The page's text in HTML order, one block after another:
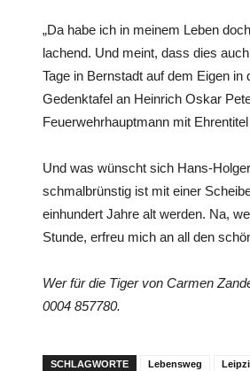
„Da habe ich in meinem Leben
lachend. Und meint, dass dies
Tage in Bernstadt auf dem Eigen
Gedenktafel an Heinrich Oskar
Feuerwehrhauptmann mit
Und was wünscht sich Hans-
schmalbrünstig ist mit einer
einhundert Jahre alt werden. Na,
Stunde, erfreu mich an all den
Wer für die Tiger von Carmen
0004 857780.
SCHLAGWORTE Lebensweg